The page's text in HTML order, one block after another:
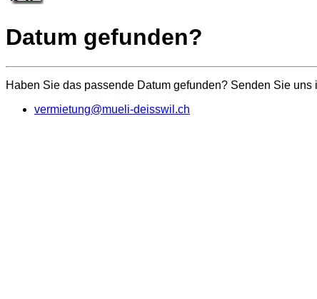
Datum gefunden?
Haben Sie das passende Datum gefunden? Senden Sie uns
vermietung@mueli-deisswil.ch